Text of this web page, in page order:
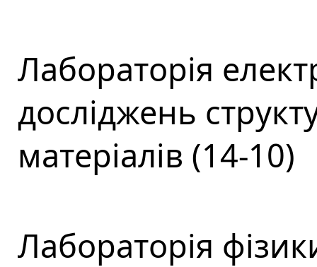
Лабораторія
досліджень
матеріалів (14-10)
Лабораторія